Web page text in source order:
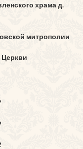
храма д.
митрополии